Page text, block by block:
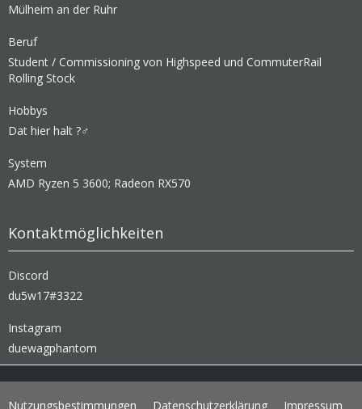
Mülheim an der Ruhr
Beruf
Student / Commissioning von Highspeed und CommuterRail
Rolling Stock
Hobbys
Dat hier halt ?‍♂️
System
AMD Ryzen 5 3600; Radeon RX570
Kontaktmöglichkeiten
Discord
du5w17#3322
Instagram
duewagphantom
Nutzungsbestimmungen Datenschutzerklärung Impressum